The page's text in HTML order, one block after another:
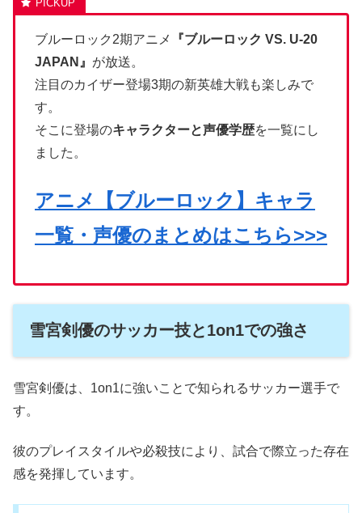
ブルーロック2期アニメ
『ブルーロック VS. U-20
JAPAN』 が放送。
注目のカイザー登場3期の新英雄大戦も楽しみで
す。
そこに登場のキャラクターと声優学歴を一覧にし
ました。
アニメ【ブルーロック】キャラ
一覧・声優のまとめはこちら>>>
雪宮剣優のサッカー技と1on1での強さ
雪宮剣優は、1on1に強いことで知られるサッカー選手で
す。
彼のプレイスタイルや必殺技により、試合で際立った存在
感を発揮しています。